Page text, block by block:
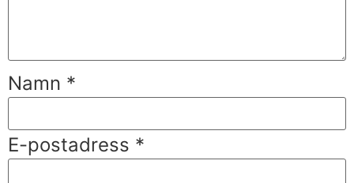
Namn *
E-postadress *